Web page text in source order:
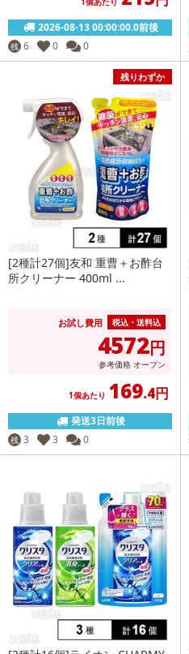
2026-08-13 00:00:00.0前後
残 6 0 0
残りわずか
[2種計27個]友和 重曹＋お酢台
所クリーナー 400ml ...
お試し費用 税込・送料込
4572円
参考価格 オープン
1個あたり 169.4円
発送3日前後
残 3 3 0